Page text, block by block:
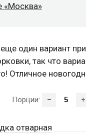
«Москва»
один вариант
так что
Отличное
Порции: – +
отварная